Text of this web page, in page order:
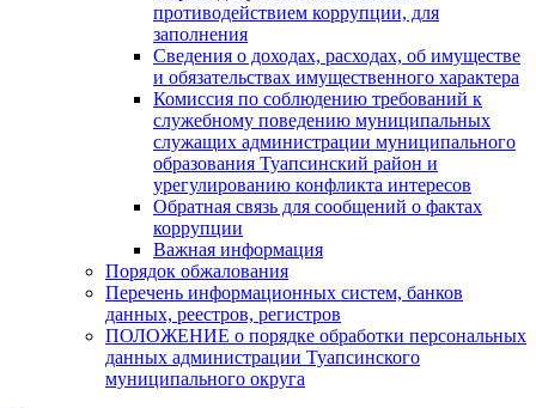
противодействием коррупции, для
заполнения
Сведения о доходах, расходах, об имуществе
и обязательствах имущественного характера
Комиссия по соблюдению требований к
служебному поведению муниципальных
служащих администрации муниципального
образования Туапсинский район и
урегулированию конфликта интересов
Обратная связь для сообщений о фактах
коррупции
Важная информация
Порядок обжалования
Перечень информационных систем, банков
данных, реестров, регистров
ПОЛОЖЕНИЕ о порядке обработки персональных
данных администрации Туапсинского
муниципального округа